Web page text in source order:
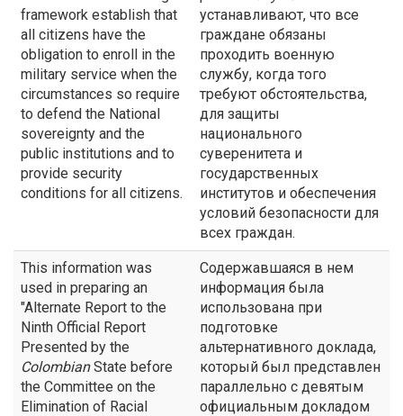
framework establish that
all citizens have the
obligation to enroll in the
military service when the
circumstances so require
to defend the National
sovereignty and the
public institutions and to
provide security
conditions for all citizens.
устанавливают, что все
граждане обязаны
проходить военную
службу, когда того
требуют обстоятельства,
для защиты
национального
суверенитета и
государственных
институтов и обеспечения
условий безопасности для
всех граждан.
This information was
used in preparing an
"Alternate Report to the
Ninth Official Report
Presented by the
ColombianState before
the Committee on the
Elimination of Racial
Содержавшаяся в нем
информация была
использована при
подготовке
альтернативного доклада,
который был представлен
параллельно с девятым
официальным докладом